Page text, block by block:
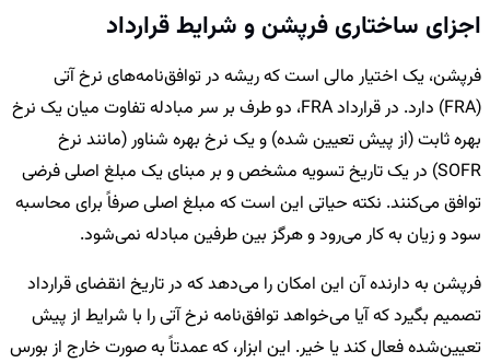
اجزای ساختاری فرپشن و شرایط قرارداد
فرپشن، یک اختیار مالی است که ریشه در توافق‌نامه‌های نرخ آتی
(FRA) دارد. در قرارداد FRA، دو طرف بر سر مبادله تفاوت میان یک نرخ
بهره ثابت (از پیش تعیین شده) و یک نرخ بهره شناور (مانند نرخ
SOFR) در یک تاریخ تسویه مشخص و بر مبنای یک مبلغ اصلی فرضی
توافق می‌کنند. نکته حیاتی این است که مبلغ اصلی صرفاً برای محاسبه
سود و زیان به کار می‌رود و هرگز بین طرفین مبادله نمی‌شود.
فرپشن به دارنده آن این امکان را می‌دهد که در تاریخ انقضای قرارداد
تصمیم بگیرد که آیا می‌خواهد توافق‌نامه نرخ آتی را با شرایط از پیش
تعیین‌شده فعال کند یا خیر. این ابزار، که عمدتاً به صورت خارج از بورس